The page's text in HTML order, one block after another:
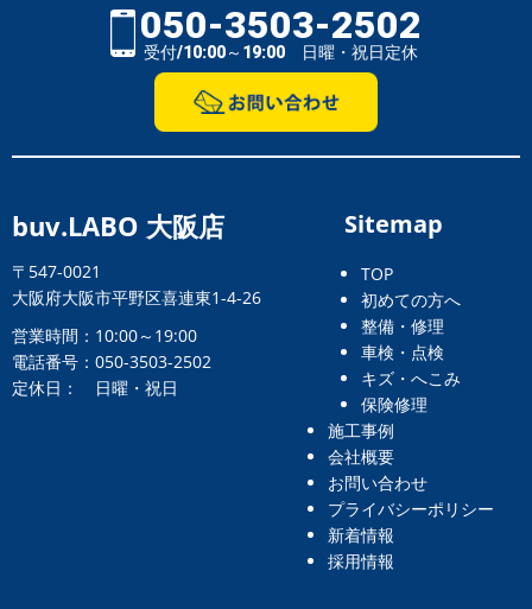
050-3503-2502
受付/10:00～19:00 日曜・祝日定休
buv.LABO 大阪店
〒547-0021
大阪府大阪市平野区喜連東1-4-26
営業時間：10:00～19:00
電話番号：050-3503-2502
定休日： 日曜・祝日
Sitemap
TOP
初めての方へ
整備・修理
車検・点検
キズ・へこみ
保険修理
施工事例
会社概要
お問い合わせ
プライバシーポリシー
新着情報
採用情報